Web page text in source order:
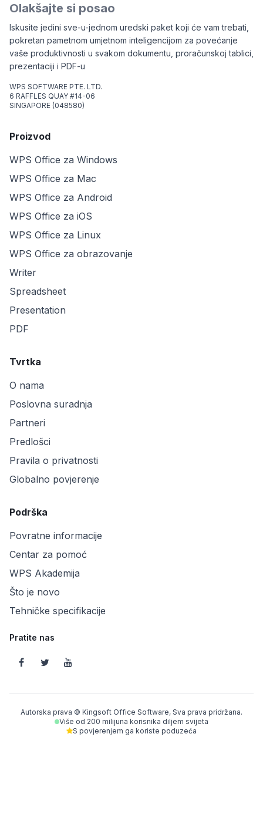
Olakšajte si posao
Iskusite jedini sve-u-jednom uredski paket koji će vam trebati,
pokretan pametnom umjetnom inteligencijom za povećanje
vaše produktivnosti u svakom dokumentu, proračunskoj tablici,
prezentaciji i PDF-u
WPS SOFTWARE PTE. LTD.
6 RAFFLES QUAY #14-06
SINGAPORE (048580)
Proizvod
WPS Office za Windows
WPS Office za Mac
WPS Office za Android
WPS Office za iOS
WPS Office za Linux
WPS Office za obrazovanje
Writer
Spreadsheet
Presentation
PDF
Tvrtka
O nama
Poslovna suradnja
Partneri
Predlošci
Pravila o privatnosti
Globalno povjerenje
Podrška
Povratne informacije
Centar za pomoć
WPS Akademija
Što je novo
Tehničke specifikacije
Pratite nas
Autorska prava © Kingsoft Office Software, Sva prava pridržana.
Više od 200 milijuna korisnika diljem svijeta
S povjerenjem ga koriste poduzeća